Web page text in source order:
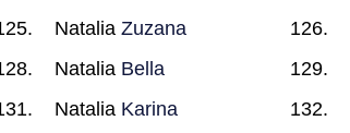
Natalia Zuzana
Natalia Bella
Natalia Karina